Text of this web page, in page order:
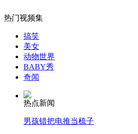
安徽一实载49人客车翻车
走！跟着总书记去植树
消防员救轻生者
热门视频集
搞笑
美女
动物世界
BABY秀
奇闻
热点新闻
男孩错把电推当梳子